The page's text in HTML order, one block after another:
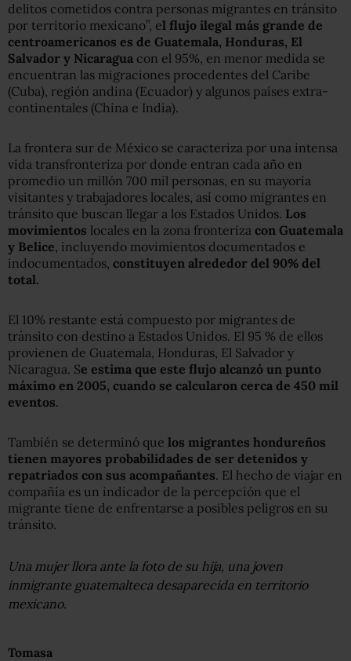
delitos cometidos contra personas migrantes en tránsito
por territorio mexicano”, el flujo ilegal más grande de
centroamericanos es de Guatemala, Honduras, El
Salvador y Nicaragua con el 95%, en menor medida se
encuentran las migraciones procedentes del Caribe
(Cuba), región andina (Ecuador) y algunos países extra-
continentales (China e India).
La frontera sur de México se caracteriza por una intensa
vida transfronteriza por donde entran cada año en
promedio un millón 700 mil personas, en su mayoría
visitantes y trabajadores locales, así como migrantes en
tránsito que buscan llegar a los Estados Unidos. Los
movimientos locales en la zona fronteriza con Guatemala
y Belice , incluyendo movimientos documentados e
indocumentados, constituyen alrededor del 90% del
total.
El 10% restante está compuesto por migrantes de
tránsito con destino a Estados Unidos. El 95 % de ellos
provienen de Guatemala, Honduras, El Salvador y
Nicaragua. Se estima que este flujo alcanzó un punto
máximo en 2005, cuando se calcularon cerca de 450 mil
eventos.
También se determinó que los migrantes hondureños
tienen mayores probabilidades de ser detenidos y
repatriados con sus acompañantes. El hecho de viajar en
compañía es un indicador de la percepción que el
migrante tiene de enfrentarse a posibles peligros en su
tránsito.
Una mujer llora ante la foto de su hija, una joven
inmigrante guatemalteca desaparecida en territorio
mexicano.
Tomasa